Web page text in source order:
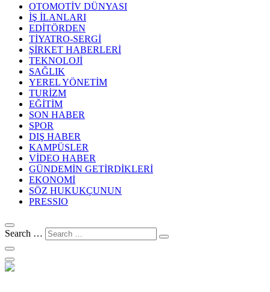
OTOMOTİV DÜNYASI
İŞ İLANLARI
EDİTÖRDEN
TİYATRO-SERGİ
ŞİRKET HABERLERİ
TEKNOLOJİ
SAĞLIK
YEREL YÖNETİM
TURİZM
EĞİTİM
SON HABER
SPOR
DIŞ HABER
KAMPÜSLER
VİDEO HABER
GÜNDEMİN GETİRDİKLERİ
EKONOMİ
SÖZ HUKUKÇUNUN
PRESSIO
Search …